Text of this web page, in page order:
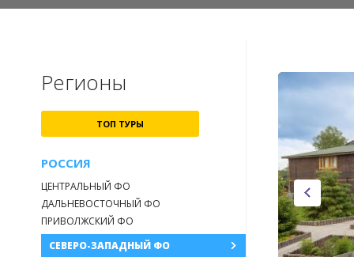
Регионы
ТОП ТУРЫ
РОССИЯ
ЦЕНТРАЛЬНЫЙ ФО
ДАЛЬНЕВОСТОЧНЫЙ ФО
ПРИВОЛЖСКИЙ ФО
СЕВЕРО-ЗАПАДНЫЙ ФО